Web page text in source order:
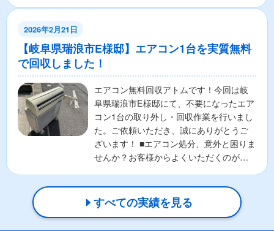
2026年2月21日
【岐阜県瑞浪市E様邸】エアコン1台を実質無料
で回収しました！
エアコン無料回収アトムです！今回は岐
阜県瑞浪市E様邸にて、不要になったエア
コン1台の取り外し・回収作業を行いまし
た。ご依頼いただき、誠にありがとうご
ざいます！ ■エアコン処分、意外と困りま
せんか？お客様からよくいただくのが、
すべての実績を見る